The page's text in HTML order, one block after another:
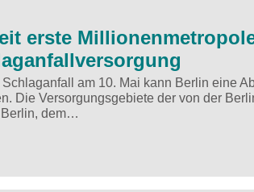
erste
am 10. Mai kann Berlin eine
Die Versorgungsgebiete der von der
dem…